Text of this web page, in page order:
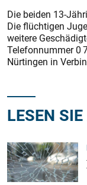
Die beiden 13-
Die flüchtigen
weitere
Telefonnummer 0
Nürtingen in
LESEN